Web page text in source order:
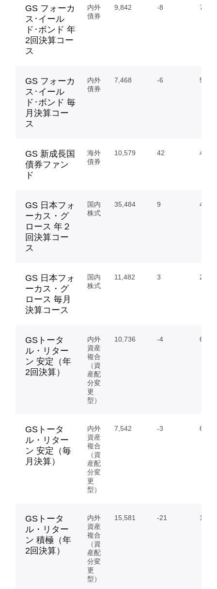
GS フォーカ
ス･イール
ド･ボンド 年
2回決算コー
ス
内外
債券
9,842 -8 76.54
GS フォーカ
ス･イール
ド･ボンド 毎
月決算コー
ス
内外
債券
7,468 -6 57.77
GS 新成長国
債券ファン
ド
海外
債券
10,579 42 44.31
GS 日本フォ
ーカス・グ
ロース 年２
回決算コー
ス
国内
株式
35,484 9
GS 日本フォ
ーカス・グ
ロース 毎月
決算コース
国内
株式
11,482 3
GSトータ
ル・リター
ン 安定（年
2回決算）
内外
資産
複合
（資
産配
分変
更
型）
10,736 -4 6.94
GSトータ
ル・リター
ン 安定（毎
月決算）
内外
資産
複合
（資
産配
分変
更
型）
7,542 -3 6.11
GSトータ
ル・リター
ン 積極（年
2回決算）
内外
資産
複合
（資
産配
分変
更
型）
15,581 -21 16.81